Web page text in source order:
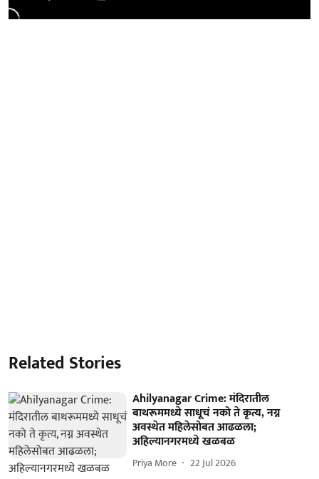
Related Stories
Ahilyanagar Crime: मंदिरातील
बाथरूममध्ये साधूचं नको ते कृत्य, नग्न
अवस्थेत महिलेसोबत आढळला;
अहिल्यानगरमध्ये खळबळ
Priya More 22 Jul 2026